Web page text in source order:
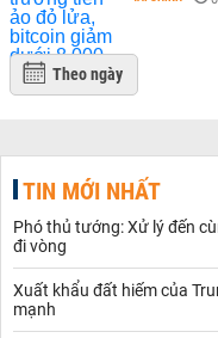
Theo ngày
TIN MỚI NHẤT
Phó thủ tướng: Xử lý đến
đi vòng
Xuất khẩu đất hiếm của
mạnh